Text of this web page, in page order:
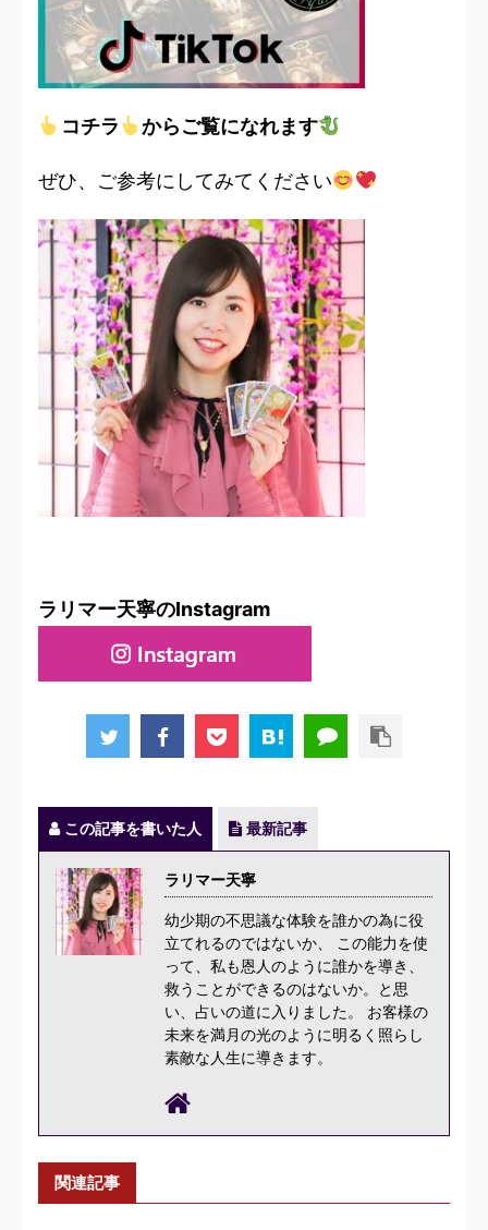
コチラ からご覧になれます
ぜひ、ご参考にしてみてください
ラリマー天寧のInstagram
この記事を書いた人 最新記事
ラリマー天寧
幼少期の不思議な体験を誰かの為に役
立てれるのではないか、 この能力を使
って、私も恩人のように誰かを導き、
救うことができるのはないか。と思
い、占いの道に入りました。 お客様の
未来を満月の光のように明るく照らし
素敵な人生に導きます。
関連記事